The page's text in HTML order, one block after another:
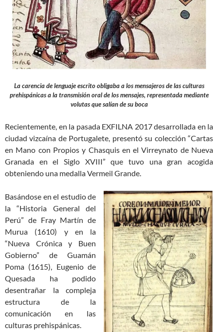
La carencia de lenguaje escrito obligaba a los mensajeros de las culturas
prehispánicas a la transmisión oral de los mensajes, representada mediante
volutas que salían de su boca
Recientemente, en la pasada EXFILNA 2017 desarrollada en la
ciudad vizcaína de Portugalete, presentó su colección “Cartas
en Mano con Propios y Chasquis en el Virreynato de Nueva
Granada en el Siglo XVIII” que tuvo una gran acogida
obteniendo una medalla Vermeil Grande.
Basándose en el estudio de
la “Historia General del
Perú” de Fray Martín de
Murua (1610) y en la
“Nueva Crónica y Buen
Gobierno” de Guamán
Poma (1615), Eugenio de
Quesada ha podido
desentrañar la compleja
estructura de la
comunicación en las
culturas prehispánicas.